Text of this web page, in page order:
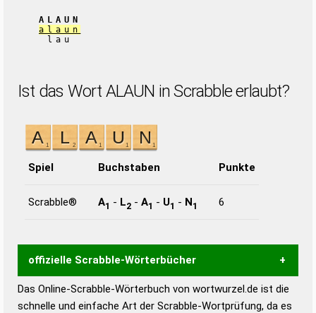
ALAUN
alaun
lau
Ist das Wort ALAUN in Scrabble erlaubt?
Spiel Buchstaben Punkte
Scrabble® A1 - L2 - A1 - U1 - N1 6
offizielle Scrabble-Wörterbücher
Wortwurzel liefert mit Hilfe eines semantischen
Das Online-Scrabble-Wörterbuch von wortwurzel.de ist die
schnelle und einfache Art der Scrabble-Wortprüfung, da es